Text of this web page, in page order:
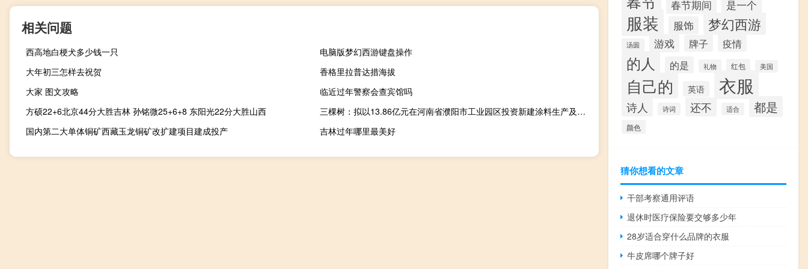
相关问题
西高地白梗犬多少钱一只
电脑版梦幻西游键盘操作
大年初三怎样去祝贺
香格里拉普达措海拔
大家 图文攻略
临近过年警察会查宾馆吗
方硕22+6北京44分大胜吉林 孙铭微25+6+8 东阳光22分大胜山西
三棵树：拟以13.86亿元在河南省濮阳市工业园区投资新建涂料生产及配套建设项目
国内第二大单体铜矿西藏玉龙铜矿改扩建项目建成投产
吉林过年哪里最美好
春节期间 是一个
服装 服饰 梦幻西游
汤圆 游戏 牌子 疫情
的人 的是 礼物 红包 美国
自己的 英语 衣服
诗人 诗词 还不 适合 都是
颜色
猜你想看的文章
干部考察通用评语
退休时医疗保险要交够多少年
28岁适合穿什么品牌的衣服
牛皮席哪个牌子好